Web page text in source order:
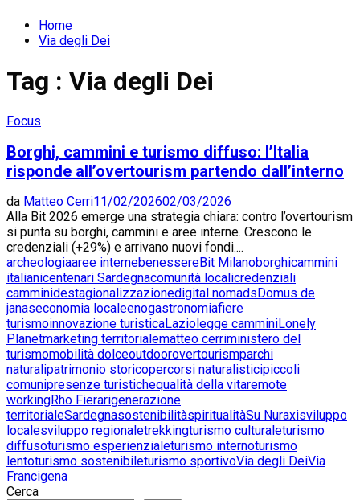
Home
Via degli Dei
Tag : Via degli Dei
Focus
Borghi, cammini e turismo diffuso: l’Italia
risponde all’overtourism partendo dall’interno
da Matteo Cerri11/02/202602/03/2026
Alla Bit 2026 emerge una strategia chiara: contro l’overtourism
si punta su borghi, cammini e aree interne. Crescono le
credenziali (+29%) e arrivano nuovi fondi....
archeologiaaree internebenessereBit Milanoborghicammini
italianicentenari Sardegnacomunità localicredenziali
camminidestagionalizzazionedigital nomadsDomus de
janaseconomia localeenogastronomiafiere
turismoinnovazione turisticaLaziolegge camminiLonely
Planetmarketing territorialematteo cerriministero del
turismomobilità dolceoutdoorovertourismparchi
naturalipatrimonio storicopercorsi naturalisticipiccoli
comunipresenze turistichequalità della vitaremote
workingRho Fierarigenerazione
territorialeSardegnasostenibilitàspiritualitàSu Nuraxisviluppo
localesviluppo regionaletrekkingturismo culturaleturismo
diffusoturismo esperienzialeturismo internoturismo
lentoturismo sostenibileturismo sportivoVia degli DeiVia
Francigena
Cerca